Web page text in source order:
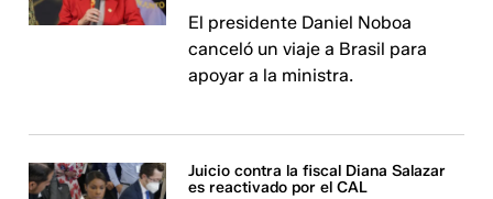
El presidente Daniel Noboa
canceló un viaje a Brasil para
apoyar a la ministra.
Juicio contra la fiscal Diana Salazar
es reactivado por el CAL